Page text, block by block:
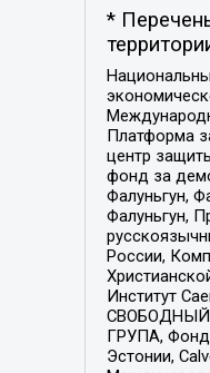
*
Платформа
центр
фонд за
Фалуньгун,
Фалуньгун,
России,
Институт
СВОБОДНЫЙ
ГРУПА, Фонд
Эстонии,